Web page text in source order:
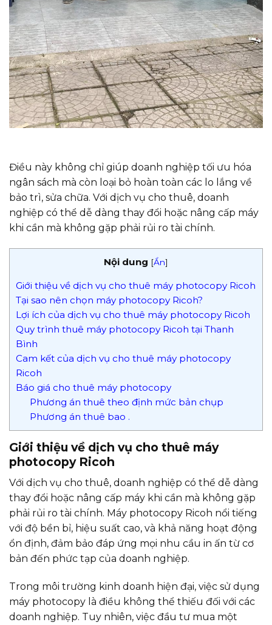
Điều này không chỉ giúp doanh nghiệp tối ưu hóa
ngân sách mà còn loại bỏ hoàn toàn các lo lắng về
bảo trì, sửa chữa. Với dịch vụ cho thuê, doanh
nghiệp có thể dễ dàng thay đổi hoặc nâng cấp máy
khi cần mà không gặp phải rủi ro tài chính.
Nội dung [Ẩn]
Giới thiệu về dịch vụ cho thuê máy photocopy Ricoh
Tại sao nên chọn máy photocopy Ricoh?
Lợi ích của dịch vụ cho thuê máy photocopy Ricoh
Quy trình thuê máy photocopy Ricoh tại Thanh
Bình
Cam kết của dịch vụ cho thuê máy photocopy
Ricoh
Báo giá cho thuê máy photocopy
Phương án thuê theo định mức bản chụp
Phương án thuê bao .
Giới thiệu về dịch vụ cho thuê máy
photocopy Ricoh
Với dịch vụ cho thuê, doanh nghiệp có thể dễ dàng
thay đổi hoặc nâng cấp máy khi cần mà không gặp
phải rủi ro tài chính. Máy photocopy Ricoh nổi tiếng
với độ bền bỉ, hiệu suất cao, và khả năng hoạt động
ổn định, đảm bảo đáp ứng mọi nhu cầu in ấn từ cơ
bản đến phức tạp của doanh nghiệp.
Trong môi trường kinh doanh hiện đại, việc sử dụng
máy photocopy là điều không thể thiếu đối với các
doanh nghiệp. Tuy nhiên, việc đầu tư mua một